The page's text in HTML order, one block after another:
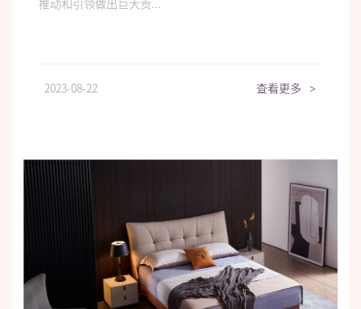
推动和引领做出巨大贡...
2023-08-22 查看更多 >